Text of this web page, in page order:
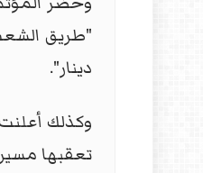
دينار".
تعقبها